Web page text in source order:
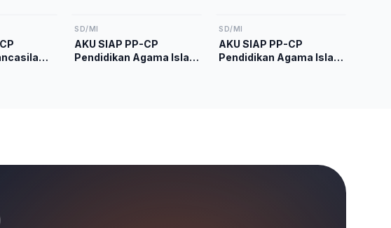
SD/MI
AKU SIAP PP-CP
Pendidikan Agama Islam
SD/MI
AKU SIAP PP-CP
Pendidikan Agama Islam